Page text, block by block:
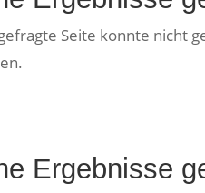
Seite konnte nicht
Ergebnisse